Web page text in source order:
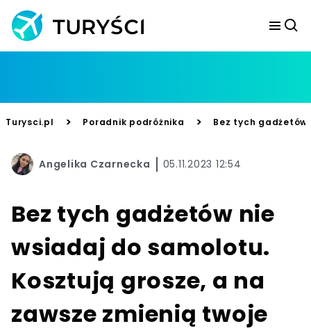
Turysci.pl > Poradnik podróżnika > Bez tych gadżetów
Angelika Czarnecka 05.11.2023 12:54
Bez tych gadżetów nie
wsiadaj do samolotu.
Kosztują grosze, a na
zawsze zmienią twoje